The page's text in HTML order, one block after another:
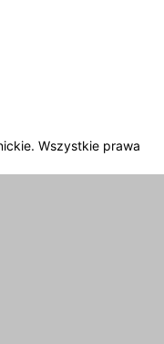
Wszystkie prawa